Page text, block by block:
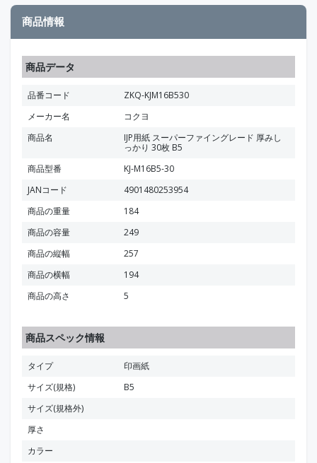
商品情報
商品データ
品番コード
ZKQ-KJM16B530
メーカー名
コクヨ
商品名
IJP用紙 スーパーファイングレード 厚みし
っかり 30枚 B5
商品型番
KJ-M16B5-30
JANコード
4901480253954
商品の重量
184
商品の容量
249
商品の縦幅
257
商品の横幅
194
商品の高さ
5
商品スペック情報
タイプ
印画紙
サイズ(規格)
B5
サイズ(規格外)
厚さ
カラー